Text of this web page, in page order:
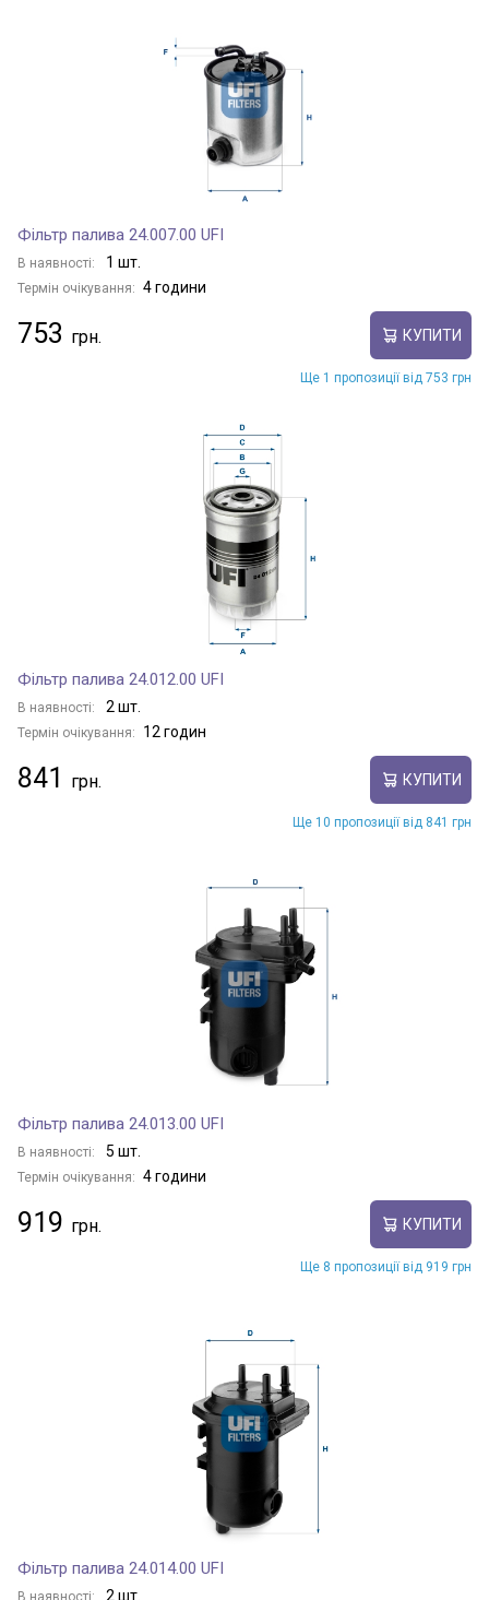
Фільтр палива 24.007.00 UFI
В наявності: 1 шт.
Термін очікування: 4 години
753 КУПИТИ
Ще 1 пропозиції від 753 грн
Фільтр палива 24.012.00 UFI
В наявності: 2 шт.
Термін очікування: 12 годин
841 КУПИТИ
Ще 10 пропозиції від 841 грн
Фільтр палива 24.013.00 UFI
В наявності: 5 шт.
Термін очікування: 4 години
919 КУПИТИ
Ще 8 пропозиції від 919 грн
Фільтр палива 24.014.00 UFI
В наявності: 2 шт.